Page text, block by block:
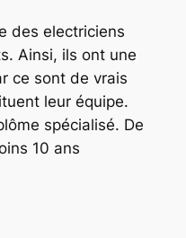
des electriciens
Ainsi, ils ont une
ce sont de vrais
leur équipe.
spécialisé. De
10 ans